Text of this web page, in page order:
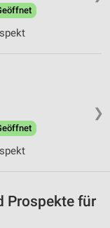
❯
Prospekte für
von